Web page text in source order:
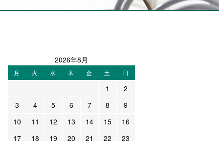
2026年8月
月 火 水 木 金 土 日
1
2
3
4 5 6 7 8
9
10
11 12 13 14 15
16
17
18 19 20 21 22
23